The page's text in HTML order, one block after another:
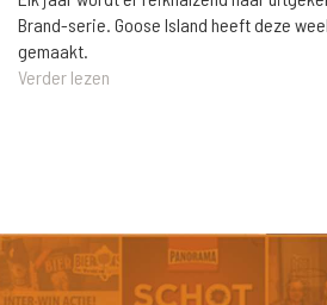
Brand-serie. Goose Island heeft deze
gemaakt.
Verder lezen